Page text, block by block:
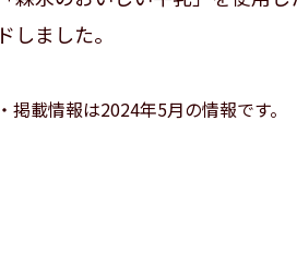
ドしました。
掲載情報は2024年5月の情報です。